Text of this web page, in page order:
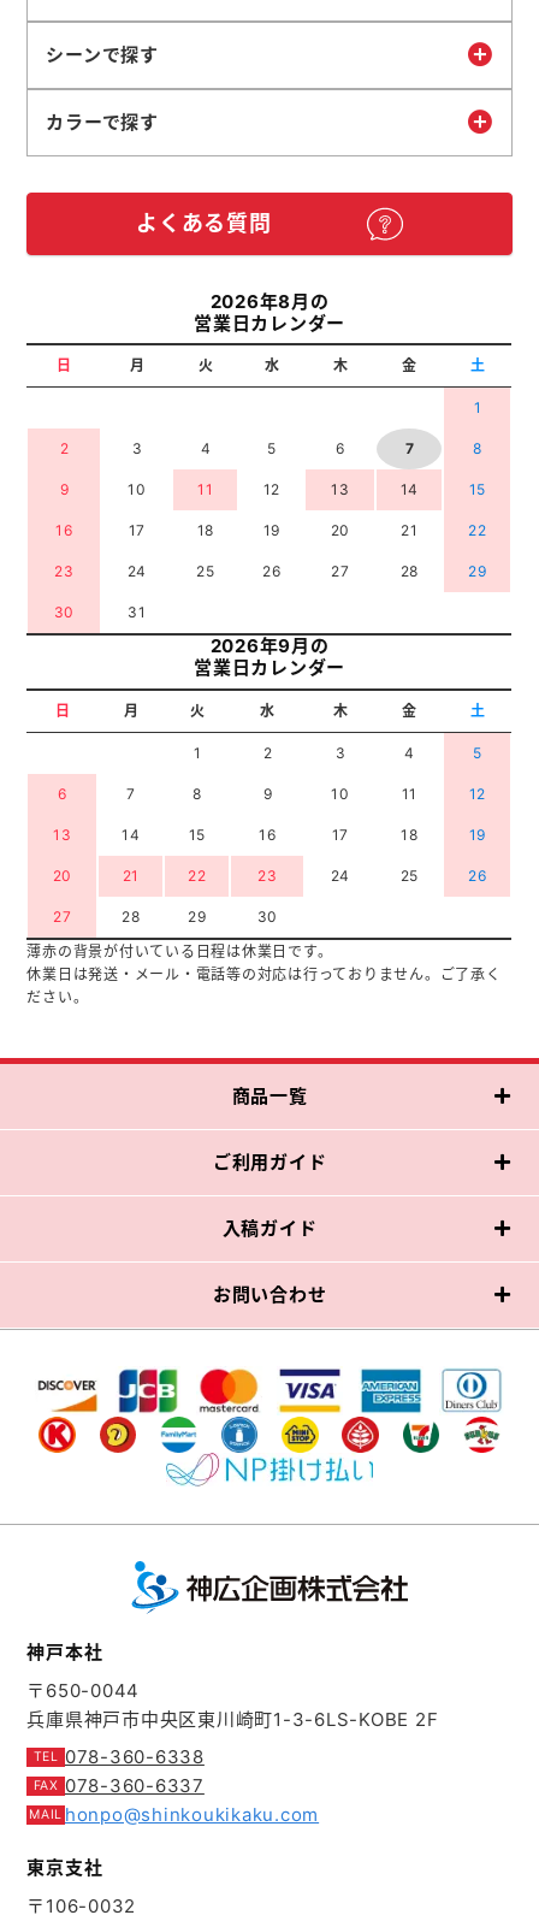
シーンで探す
カラーで探す
よくある質問
2026年8月の
営業日カレンダー
日 月 火 水 木 金 土
1
2 3 4 5 6 7 8
9 10 11 12 13 14 15
16 17 18 19 20 21 22
23 24 25 26 27 28 29
30 31
2026年9月の
営業日カレンダー
日 月 火 水 木 金 土
1 2 3 4 5
6 7 8 9 10 11 12
13 14 15 16 17 18 19
20 21 22 23 24 25 26
27 28 29
30
薄赤の背景が付いている日程は休業日です。
休業日は発送・メール・電話等の対応は行っておりません。ご了承く
ださい。
商品一覧
ご利用ガイド
入稿ガイド
お問い合わせ
神戸本社
〒650-0044
兵庫県神戸市中央区東川崎町1-3-6LS-KOBE 2F
078-360-6338
078-360-6337
honpo@shinkoukikaku.com
東京支社
〒106-0032